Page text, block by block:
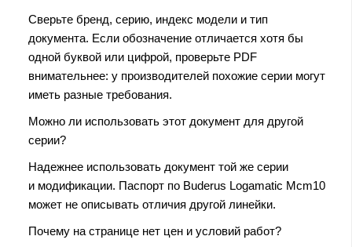
Сверьте бренд, серию, индекс модели и тип
документа. Если обозначение отличается хотя бы
одной буквой или цифрой, проверьте PDF
внимательнее: у производителей похожие серии могут
иметь разные требования.
Можно ли использовать этот документ для другой
серии?
Надежнее использовать документ той же серии
и модификации. Паспорт по Buderus Logamatic Mcm10
может не описывать отличия другой линейки.
Почему на странице нет цен и условий работ?